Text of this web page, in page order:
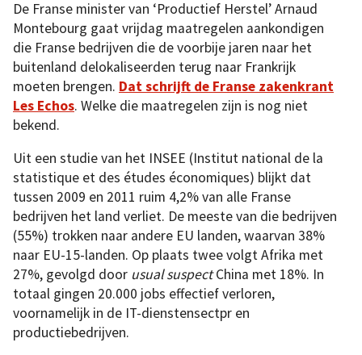
De Franse minister van ‘Productief Herstel’ Arnaud
Montebourg gaat vrijdag maatregelen aankondigen
die Franse bedrijven die de voorbije jaren naar het
buitenland delokaliseerden terug naar Frankrijk
moeten brengen. Dat schrijft de Franse zakenkrant
Les Echos. Welke die maatregelen zijn is nog niet
bekend.
Uit een studie van het INSEE (Institut national de la
statistique et des études économiques) blijkt dat
tussen 2009 en 2011 ruim 4,2% van alle Franse
bedrijven het land verliet. De meeste van die bedrijven
(55%) trokken naar andere EU landen, waarvan 38%
naar EU-15-landen. Op plaats twee volgt Afrika met
27%, gevolgd door usual suspectChina met 18%. In
totaal gingen 20.000 jobs effectief verloren,
voornamelijk in de IT-dienstensectpr en
productiebedrijven.